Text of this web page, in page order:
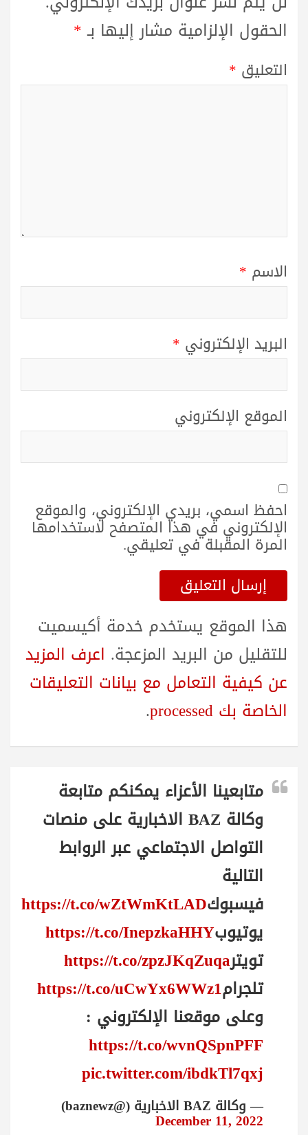
الحقول الإلزامية مشار إليها بـ*
التعليق *
الاسم *
البريد الإلكتروني *
الموقع الإلكتروني
احفظ اسمي، بريدي الإلكتروني، والموقع
الإلكتروني في هذا المتصفح لاستخدامها
المرة المقبلة في تعليقي.
هذا الموقع يستخدم خدمة أكيسميت
للتقليل من البريد المزعجة. اعرف المزيد
عن كيفية التعامل مع بيانات التعليقات
الخاصة بك processed
.
متابعينا الأعزاء يمكنكم متابعة
وكالة BAZ الاخبارية على منصات
التواصل الاجتماعي عبر الروابط
التالية
فيسبوكhttps://t.co/wZtWmKtLAD
يوتيوبhttps://t.co/InepzkaHHY
تويترhttps://t.co/zpzJKqZuqa
تلجرامhttps://t.co/uCwYx6WWz1
وعلى موقعنا الإلكتروني :
https://t.co/wvnQSpnPFF
pic.twitter.com/ibdkTl7qxj
— وكالة BAZ الاخبارية (@baznewz)
December 11, 2022